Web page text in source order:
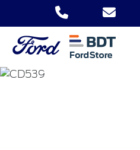
S-MAX